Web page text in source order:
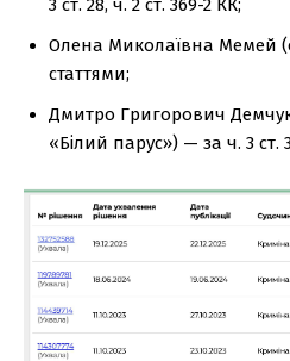
3 ст. 28, ч. 2 ст. 369-2 КК;
Олена Миколаївна Мемей
статтями;
Дмитро Григорович
«Білий парус») — за ч. 3 ст.